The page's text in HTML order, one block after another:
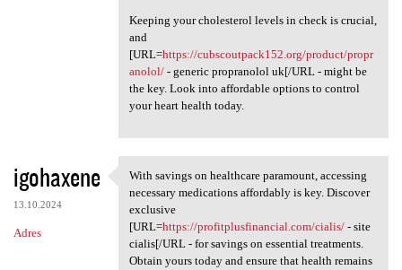
Keeping your cholesterol levels in check is crucial,
and
[URL=https://cubscoutpack152.org/product/propr
anolol/- generic propranolol uk[/URL - might be
the key. Look into affordable options to control
your heart health today.
igohaxene
13.10.2024
Adres
With savings on healthcare
With savings on healthcare paramount, accessing
necessary medications affordably is key. Discover
exclusive
[URL=https://profitplusfinancial.com/cialis/- site
cialis[/URL - for savings on essential treatments.
Obtain yours today and ensure that health remains